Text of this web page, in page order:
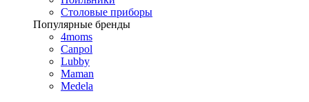
Столовые приборы
Популярные бренды
4moms
Canpol
Lubby
Maman
Medela